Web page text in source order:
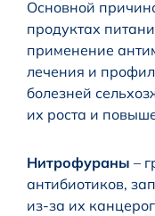
Основной
продуктах
применение
лечения и
болезней
их роста и
Нитрофураны –
антибиотиков,
из-за их